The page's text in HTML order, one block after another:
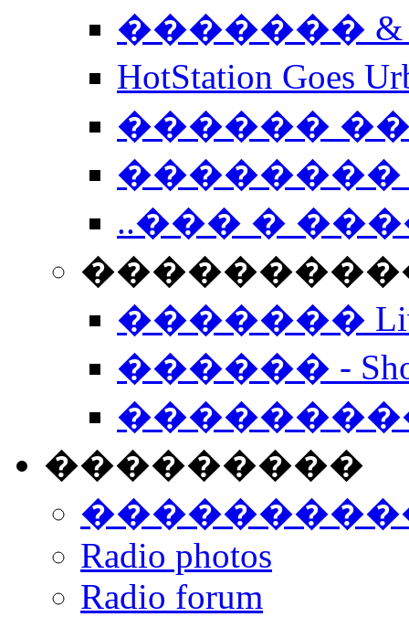
�������
HotStation
������
��������
..��� �
����������
�������
������ -
���������
Radio photos
Radio forum